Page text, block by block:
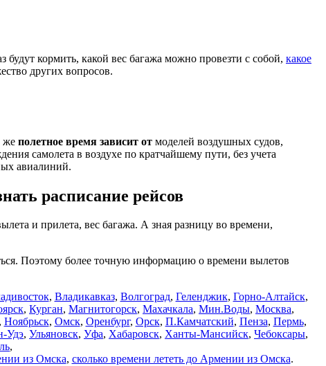
будут кормить, какой вес багажа можно провезти с собой, какое
других вопросов.
же полетное время зависит от моделей воздушных судов,
самолета в воздухе по кратчайшему пути, без учета
авиалиний.
расписание рейсов
и прилета, вес багажа. А зная разницу во времени,
Поэтому более точную информацию о времени вылетов
, Владикавказ, Волгоград, Геленджик, Горно-Алтайск,
, Курган, Магнитогорск, Махачкала, Мин.Воды, Москва,
, Ноябрьск, Омск, Оренбург, Орск, П.Камчатский, Пенза, Пермь,
Удэ, Ульяновск, Уфа, Хабаровск, Ханты-Мансийск, Чебоксары,
,
из Омска, сколько времени лететь до Армении из Омска.